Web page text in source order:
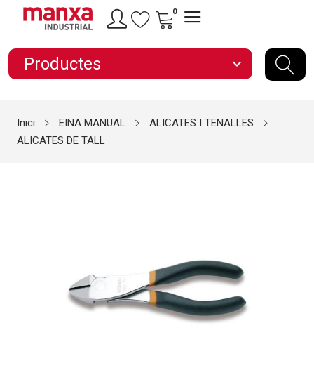
0
Productes expand_more
Inici EINA MANUAL
ALICATES I TENALLES
ALICATES DE TALL